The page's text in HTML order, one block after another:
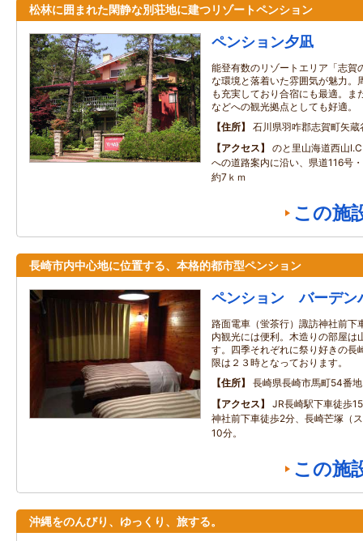
松林に囲まれた閑静な別荘地に建つリゾートペンション
ペンション夕凪
能登有数のリゾートエリア「志賀
な環境と落着いた雰囲気が魅力。
も充実しており合宿にも最適。ま
などへの観光拠点としても好適。
住所
石川県羽咋郡志賀町矢蔵
アクセス
のと里山海道西山
への道路案内に沿い、県道116号
約7ｋｍ
この施
長崎市内中心地に位置する、本格的都市型ペンション
ペンション バーデン
路面電車（蛍茶行）諏訪神社前下
内観光には便利。木造りの部屋は
す。四季それぞれに祭り好きの長
限は２３時となっております。
住所
長崎県長崎市馬町54番地
アクセス
JR長崎駅下車徒歩
神社前下車徒歩2分、長崎芒塚（
10分。
この施
沖縄をのんびり、ゆっくり、旅する。